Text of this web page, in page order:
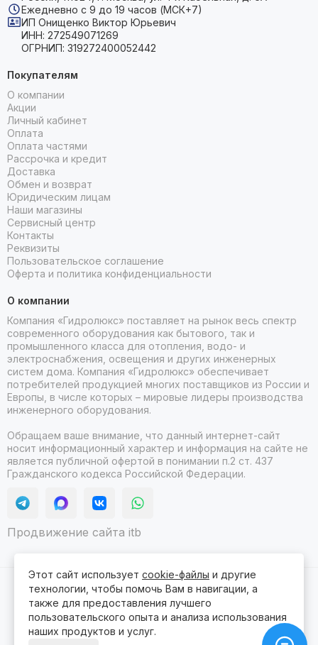
Ежедневно с 9 до 19 часов (МСК+7)
ИП Онищенко Виктор Юрьевич
ИНН: 272549071269
ОГРНИП: 319272400052442
Покупателям
О компании
Акции
Личный кабинет
Оплата
Оплата частями
Рассрочка и кредит
Доставка
Обмен и возврат
Юридическим лицам
Наши магазины
Сервисный центр
Контакты
Реквизиты
Пользовательское соглашение
Оферта и политика конфиденциальности
О компании
Компания «Гидролюкс» поставляет на рынок весь спектр
современного оборудования как бытового, так и
промышленного класса для отопления, водо- и
электроснабжения, освещения и других инженерных
систем дома. Компания «Гидролюкс» обеспечивает
потребителей продукцией многих поставщиков из России и
Европы, в числе которых – мировые лидеры производства
инженерного оборудования.
Обращаем ваше внимание, что данный интернет-сайт
носит информационный характер и информация на сайте не
является публичной офертой в понимании п.2 ст. 437
Гражданского кодекса Российской Федерации.
Продвижение сайта itb
2026 © Гидролюкс.Карта сайта
Сделано вProSalesдля платформы
Этот сайт использует cookie-файлы и другие
технологии, чтобы помочь Вам в навигации, а
также для предоставления лучшего
пользовательского опыта и анализа использования
наших продуктов и услуг.